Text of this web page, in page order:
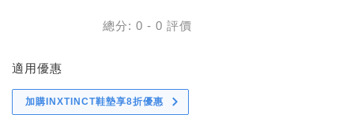
總分: 0 - 0 評價
適用優惠
加購INXTINCT鞋墊享8折優惠